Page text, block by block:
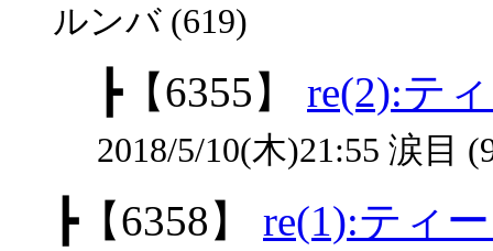
ルンバ (619)
┣【6355】 re(2):テ
2018/5/10(木)21:55 涙目
┣【6358】 re(1):ティ